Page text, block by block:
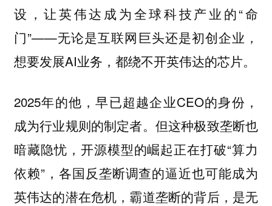
设，让英伟达成为全球科技产业的“命
门”——无论是互联网巨头还是初创企业，
想要发展AI业务，都绕不开英伟达的芯片。
2025年的他，早已超越企业CEO的身份，
成为行业规则的制定者。但这种极致垄断也
暗藏隐忧，开源模型的崛起正在打破“算力
依赖”，各国反垄断调查的逼近也可能成为
英伟达的潜在危机，霸道垄断的背后，是无